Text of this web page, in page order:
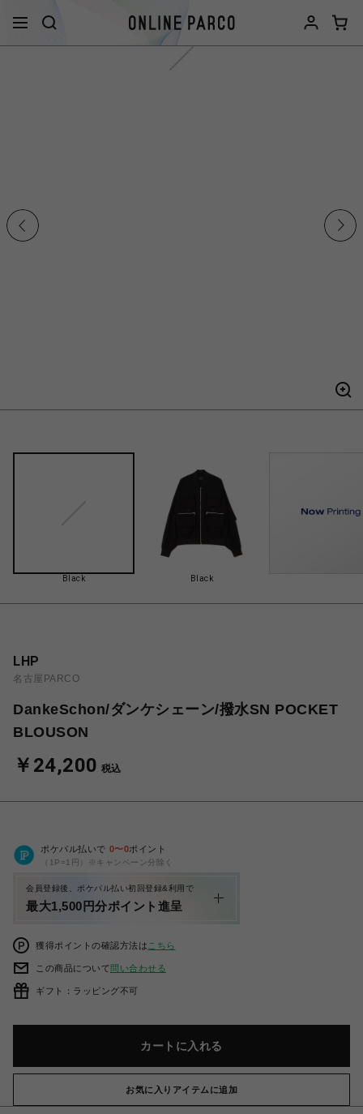
Black Black
LHP
名古屋PARCO
DankeSchon/ダンケシェーン/撥水SN POCKET
BLOUSON
￥24,200 税込
ポケパル払いで 0〜0ポイント
（1P=1円）※キャンペーン分除く
会員登録後、ポケパル払い初回登録&利用で
最大1,500円分ポイント進呈
獲得ポイントの確認方法は こちら
この商品について問い合わせる
ギフト：ラッピング不可
カートに入れる
お気に入りアイテムに追加